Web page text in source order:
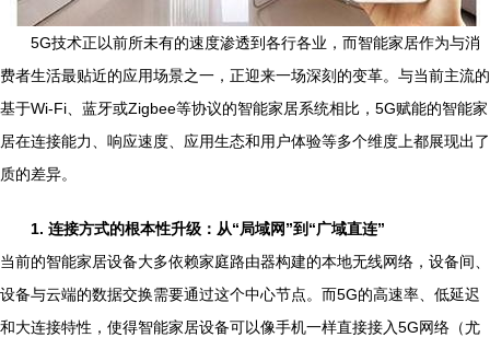
5G技术正以前所未有的速度渗透到各行各业，而智能家居作为与消
费者生活最贴近的应用场景之一，正迎来一场深刻的变革。与当前主流的
基于Wi-Fi、蓝牙或Zigbee等协议的智能家居系统相比，5G赋能的智能家
居在连接能力、响应速度、应用生态和用户体验等多个维度上都展现出了
质的差异。
1. 连接方式的根本性升级：从“局域网”到“广域直连”
当前的智能家居设备大多依赖家庭路由器构建的本地无线网络，设备间、
设备与云端的数据交换需要通过这个中心节点。而5G的高速率、低延迟
和大连接特性，使得智能家居设备可以像手机一样直接接入5G网络（尤